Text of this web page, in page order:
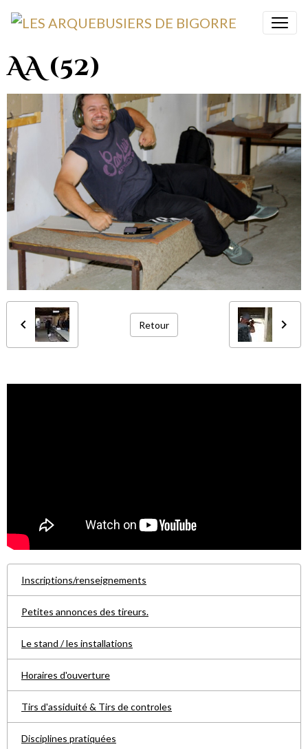
AA (52)
Retour
Inscriptions/renseignements
Petites annonces des tireurs.
Le stand / les installations
Horaires d'ouverture
Tirs d'assiduité & Tirs de controles
Disciplines pratiquées